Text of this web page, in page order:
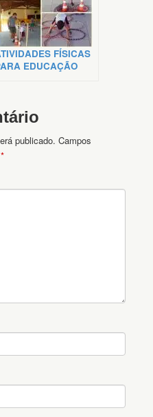
FÍSICAS
EDUCAÇÃO
publicado. Campos
*